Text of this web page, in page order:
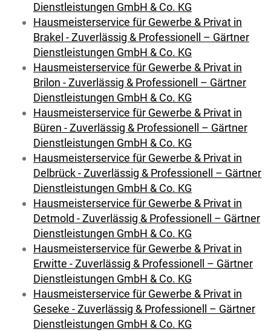
Dienstleistungen GmbH & Co. KG
Hausmeisterservice für Gewerbe & Privat in
Brakel - Zuverlässig & Professionell – Gärtner
Dienstleistungen GmbH & Co. KG
Hausmeisterservice für Gewerbe & Privat in
Brilon - Zuverlässig & Professionell – Gärtner
Dienstleistungen GmbH & Co. KG
Hausmeisterservice für Gewerbe & Privat in
Büren - Zuverlässig & Professionell – Gärtner
Dienstleistungen GmbH & Co. KG
Hausmeisterservice für Gewerbe & Privat in
Delbrück - Zuverlässig & Professionell – Gärtner
Dienstleistungen GmbH & Co. KG
Hausmeisterservice für Gewerbe & Privat in
Detmold - Zuverlässig & Professionell – Gärtner
Dienstleistungen GmbH & Co. KG
Hausmeisterservice für Gewerbe & Privat in
Erwitte - Zuverlässig & Professionell – Gärtner
Dienstleistungen GmbH & Co. KG
Hausmeisterservice für Gewerbe & Privat in
Geseke - Zuverlässig & Professionell – Gärtner
Dienstleistungen GmbH & Co. KG